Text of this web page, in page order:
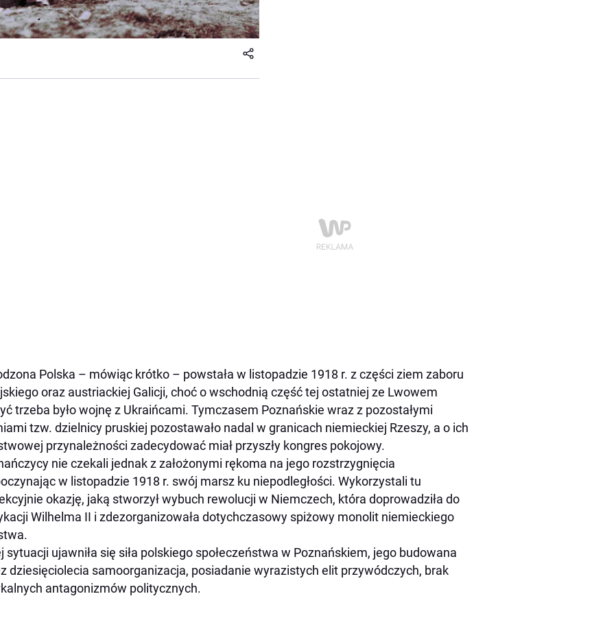
Polska – mówiąc krótko – powstała w listopadzie 1918 r. z części ziem zaboru
oraz austriackiej Galicji, choć o wschodnią część tej ostatniej ze Lwowem
trzeba było wojnę z Ukraińcami. Tymczasem Poznańskie wraz z pozostałymi
tzw. dzielnicy pruskiej pozostawało nadal w granicach niemieckiej Rzeszy, a o ich
przynależności zadecydować miał przyszły kongres pokojowy.
nie czekali jednak z założonymi rękoma na jego rozstrzygnięcia
w listopadzie 1918 r. swój marsz ku niepodległości. Wykorzystali tu
okazję, jaką stworzył wybuch rewolucji w Niemczech, która doprowadziła do
Wilhelma II i zdezorganizowała dotychczasowy spiżowy monolit niemieckiego
sytuacji ujawniła się siła polskiego społeczeństwa w Poznańskiem, jego budowana
dziesięciolecia samoorganizacja, posiadanie wyrazistych elit przywódczych, brak
antagonizmów politycznych.